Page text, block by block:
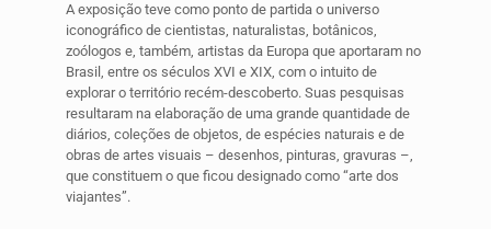
A exposição teve como ponto de partida o universo
iconográfico de cientistas, naturalistas, botânicos,
zoólogos e, também, artistas da Europa que aportaram no
Brasil, entre os séculos XVI e XIX, com o intuito de
explorar o território recém-descoberto. Suas pesquisas
resultaram na elaboração de uma grande quantidade de
diários, coleções de objetos, de espécies naturais e de
obras de artes visuais – desenhos, pinturas, gravuras –,
que constituem o que ficou designado como “arte dos
viajantes”.